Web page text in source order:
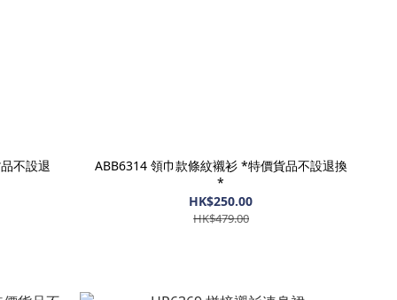
不設退
ABB6314 領巾款條紋襯衫 *特價貨品不設退換
*
HK$250.00
HK$479.00